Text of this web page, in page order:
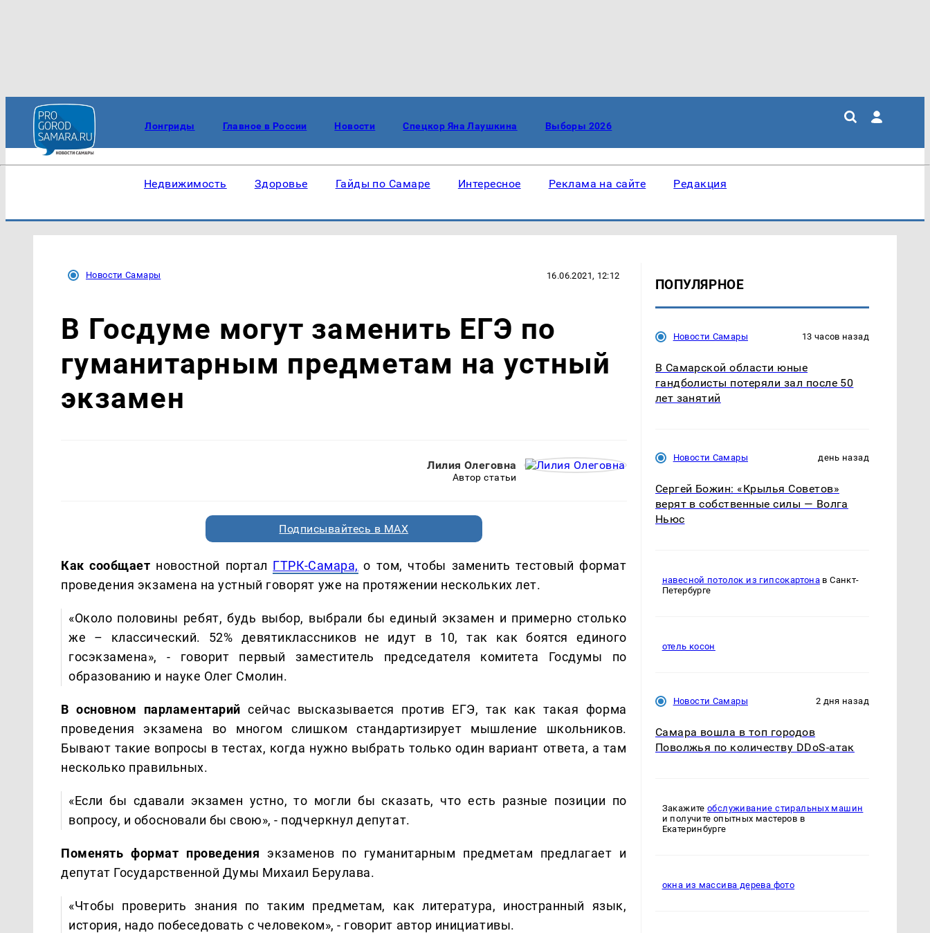
Лонгриды Главное в России Новости Спецкор Яна Лаушкина Выборы 2026
Недвижимость Здоровье Гайды по Самаре Интересное Реклама на сайте Редакция
Новости Самары 16.06.2021, 12:12
В Госдуме могут заменить ЕГЭ по
гуманитарным предметам на устный
экзамен
Лилия Олеговна
Автор статьи
Подписывайтесь в MAX
Как сообщает новостной портал ГТРК-Самара, о том, чтобы заменить тестовый формат
проведения экзамена на устный говорят уже на протяжении нескольких лет.
«Около половины ребят, будь выбор, выбрали бы единый экзамен и примерно столько
же – классический. 52% девятиклассников не идут в 10, так как боятся единого
госэкзамена», - говорит первый заместитель председателя комитета Госдумы по
образованию и науке Олег Смолин.
В основном парламентарий сейчас высказывается против ЕГЭ, так как такая форма
проведения экзамена во многом слишком стандартизирует мышление школьников.
Бывают такие вопросы в тестах, когда нужно выбрать только один вариант ответа, а там
несколько правильных.
«Если бы сдавали экзамен устно, то могли бы сказать, что есть разные позиции по
вопросу, и обосновали бы свою», - подчеркнул депутат.
Поменять формат проведения экзаменов по гуманитарным предметам предлагает и
депутат Государственной Думы Михаил Берулава.
«Чтобы проверить знания по таким предметам, как литература, иностранный язык,
история, надо побеседовать с человеком», - говорит автор инициативы.
ПОПУЛЯРНОЕ
Новости Самары 13 часов назад
В Самарской области юные
гандболисты потеряли зал после 50
лет занятий
Новости Самары день назад
Сергей Божин: «Крылья Советов»
верят в собственные силы — Волга
Ньюс
навесной потолок из гипсокартона в Санкт-
Петербурге
отель косон
Новости Самары 2 дня назад
Самара вошла в топ городов
Поволжья по количеству DDoS-атак
Закажитеобслуживание стиральных машин
и получите опытных мастеров в
Екатеринбурге
окна из массива дерева фото